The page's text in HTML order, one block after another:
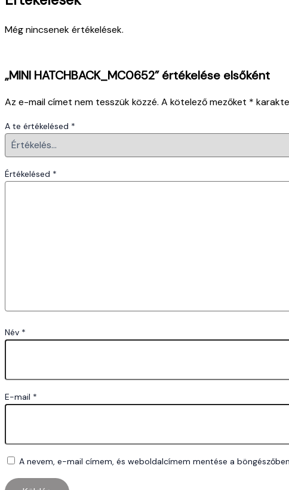
Még nincsenek értékelések.
„MINI HATCHBACK_MC0652” értékelése elsőként
Az e-mail címet nem tesszük közzé. A kötelező mezőket *
A te értékelésed *
Értékelésed *
Név *
E-mail *
A nevem, e-mail címem, és weboldalcímem mentése a